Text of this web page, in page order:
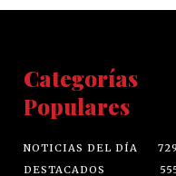
Categorías
Populares
NOTICIAS DEL DÍA
DESTACADOS